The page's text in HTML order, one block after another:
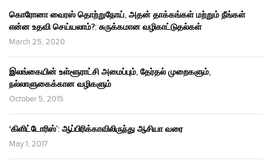
கொரோனா வைரஸ் தொற்றுநோய், அதன் தாக்கங்கள் மற்றும் நீங்கள்
என்ன உதவி செய்யலாம்?: சுருக்கமான வழிகாட்டுதல்கள்
March 25, 2020
இலங்கையின் உள்ளூராட்சி அமைப்பும், தேர்தல் முறைகளும்,
நல்லாளுகைக்கான வழிகளும்
October 5, 2015
‘கிளிட்டோரிஸ்’: ஆப்பிரிக்காவிலிருந்து ஆசியா வரை
May 1, 2017